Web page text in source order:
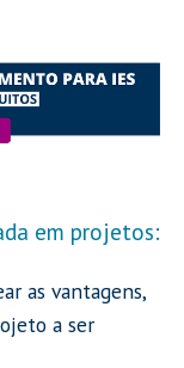
em projetos:
as vantagens,
a ser